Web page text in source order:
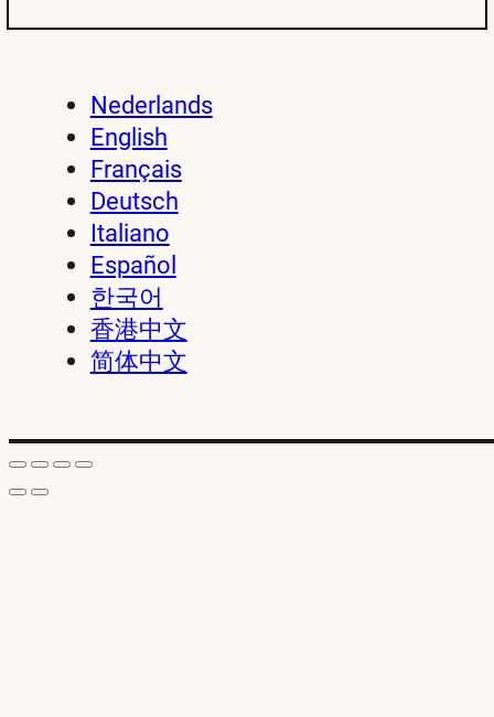
Nederlands
English
Français
Deutsch
Italiano
Español
한국어
香港中文
简体中文